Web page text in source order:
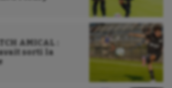
AMICAL :
avait sorti la